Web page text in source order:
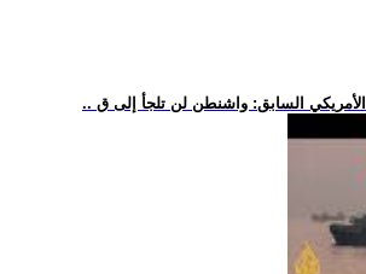
الأمريكي السابق: واشنطن لن تلجأ إلى ق